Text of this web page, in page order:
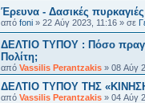
Έρευνα - Δασικές
από foni » 22 Αύγ 2023, 11:16 » σε
ΔΕΛΤΙΟ ΤΥΠΟΥ : Πόσο
Πολίτη;
από Vassilis Perantzakis » 08 Αύγ
ΔΕΛΤΙΟ ΤΥΠΟΥ ΤΗΣ
από Vassilis Perantzakis » 04 Αύγ